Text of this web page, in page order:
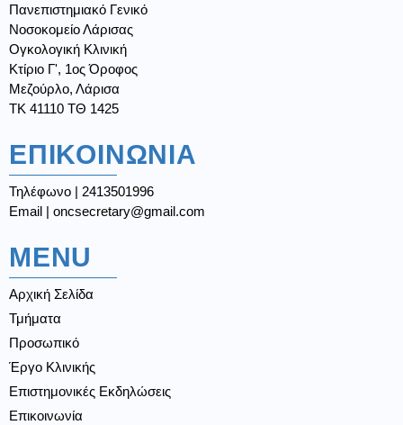
Πανεπιστημιακό Γενικό
Νοσοκομείο Λάρισας
Ογκολογική Κλινική
Κτίριο Γ', 1ος Όροφος
Μεζούρλο, Λάρισα
ΤΚ 41110 ΤΘ 1425
ΕΠΙΚΟΙΝΩΝΙΑ
Τηλέφωνο | 2413501996
Email | oncsecretary@gmail.com
MENU
Αρχική Σελίδα
Τμήματα
Προσωπικό
Έργο Κλινικής
Επιστημονικές Εκδηλώσεις
Επικοινωνία